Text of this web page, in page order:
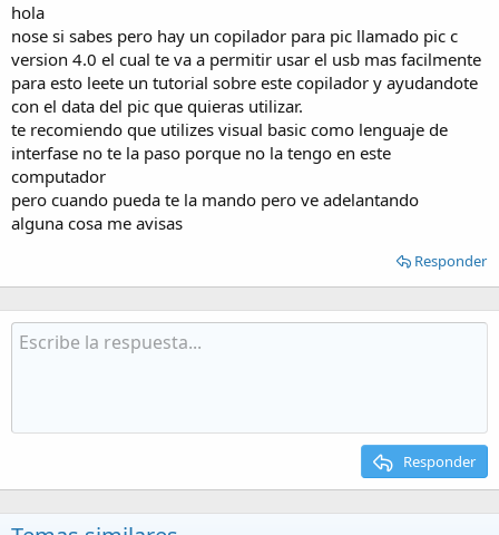
hola
nose si sabes pero hay un copilador para pic llamado pic c
version 4.0 el cual te va a permitir usar el usb mas facilmente
para esto leete un tutorial sobre este copilador y ayudandote
con el data del pic que quieras utilizar.
te recomiendo que utilizes visual basic como lenguaje de
interfase no te la paso porque no la tengo en este
computador
pero cuando pueda te la mando pero ve adelantando
alguna cosa me avisas
Responder
Responder